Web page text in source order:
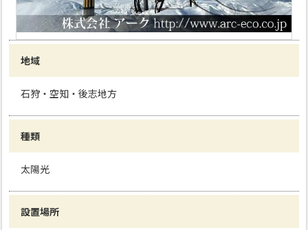
地域
石狩・空知・後志地方
種類
太陽光
設置場所